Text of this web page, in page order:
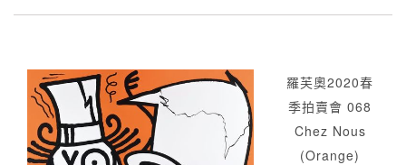
羅芙奧2020春
季拍賣會 068
Chez Nous
(Orange)